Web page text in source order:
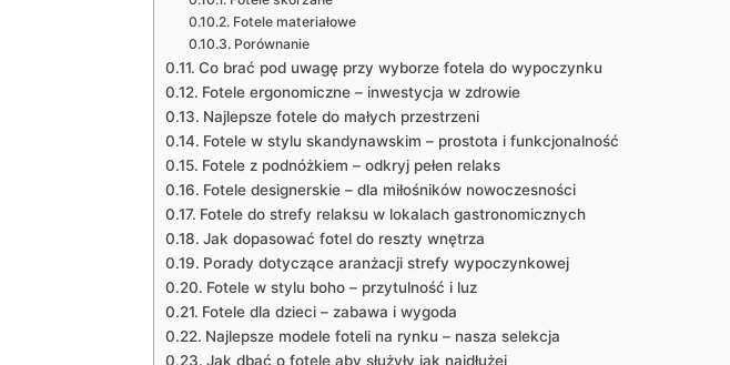
Fotele materiałowe
Porównanie
Co‌ brać pod uwagę przy wyborze fotela ⁤do ‌wypoczynku
Fotele ergonomiczne ⁣– inwestycja w ⁢zdrowie
Najlepsze fotele ⁤do​ małych przestrzeni
Fotele w stylu skandynawskim – prostota ‍i funkcjonalność
Fotele z podnóżkiem – odkryj pełen ⁢relaks
Fotele designerskie – dla miłośników‍ nowoczesności
Fotele do‌ strefy relaksu w ⁢lokalach gastronomicznych
Jak dopasować fotel⁣ do⁢ reszty wnętrza
Porady dotyczące aranżacji strefy ⁢wypoczynkowej
Fotele w‌ stylu​ boho‌ – przytulność⁢ i‌ luz
Fotele ⁢dla‍ dzieci –​ zabawa i wygoda
Najlepsze⁢ modele foteli na rynku​ – nasza selekcja
Jak dbać ‍o fotele,aby służyły‍ jak najdłużej